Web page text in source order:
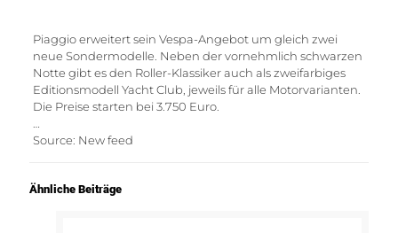
Piaggio erweitert sein Vespa-Angebot um gleich zwei
neue Sondermodelle. Neben der vornehmlich schwarzen
Notte gibt es den Roller-Klassiker auch als zweifarbiges
Editionsmodell Yacht Club, jeweils für alle Motorvarianten.
Die Preise starten bei 3.750 Euro.
Source: New feed
Ähnliche Beiträge